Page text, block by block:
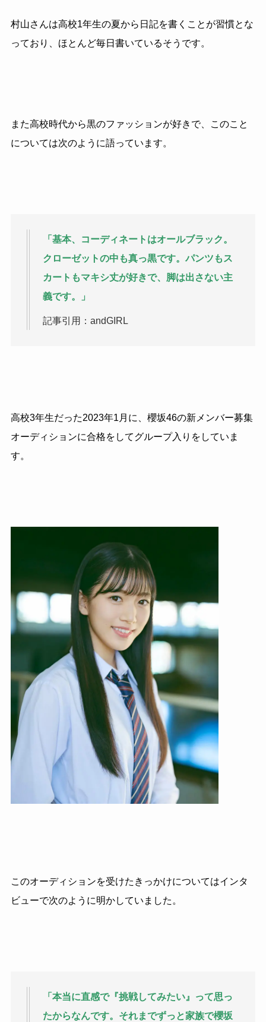
村山さんは高校1年生の夏から日記を書くことが習慣とな
っており、ほとんど毎日書いているそうです。
また高校時代から黒のファッションが好きで、このこと
については次のように語っています。
「基本、コーディネートはオールブラック。
クローゼットの中も真っ黒です。パンツもス
カートもマキシ丈が好きで、脚は出さない主
義です。」
記事引用：andGIRL
高校3年生だった2023年1月に、櫻坂46の新メンバー募集
オーディションに合格をしてグループ入りをしていま
す。
このオーディションを受けたきっかけについてはインタ
ビューで次のように明かしていました。
「本当に直感で『挑戦してみたい』って思っ
たからなんです。それまでずっと家族で櫻坂